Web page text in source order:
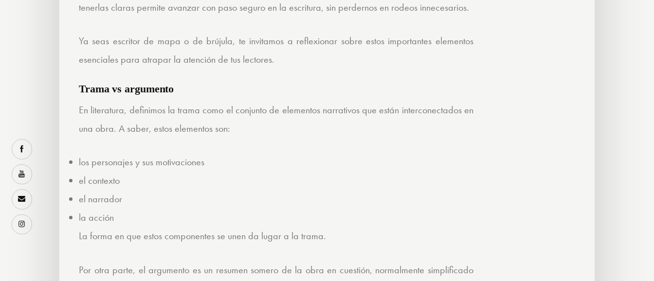
tenerlas claras permite avanzar con paso seguro en la escritura, sin perdernos en rodeos innecesarios.
Ya seas escritor de mapa o de brújula, te invitamos a reflexionar sobre estos importantes elementos
esenciales para atrapar la atención de tus lectores.
Trama vs argumento
En literatura, definimos la trama como el conjunto de elementos narrativos que están interconectados en
una obra. A saber, estos elementos son:
los personajes y sus motivaciones
el contexto
el narrador
la acción
La forma en que estos componentes se unen da lugar a la trama.
Por otra parte, el argumento es un resumen somero de la obra en cuestión, normalmente simplificado